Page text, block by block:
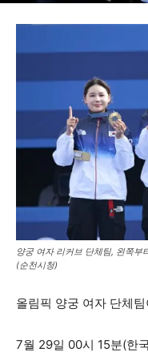
양궁 여자 리커브 단체팀, 왼쪽
(순천시청)
올림픽 양궁 여자 단체팀
7월 29일 00시 15분(한